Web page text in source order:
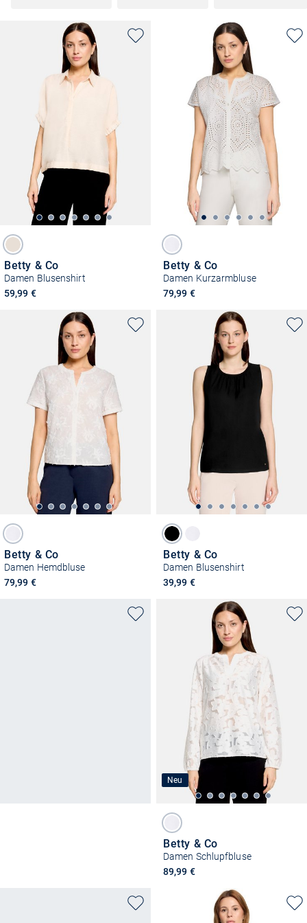
Betty & Co
Damen Blusenshirt
59,99 €
Betty & Co
Damen Kurzarmbluse
79,99 €
Betty & Co
Damen Hemdbluse
79,99 €
Betty & Co
Damen Blusenshirt
39,99 €
Neu
Betty & Co
Damen Schlupfbluse
89,99 €